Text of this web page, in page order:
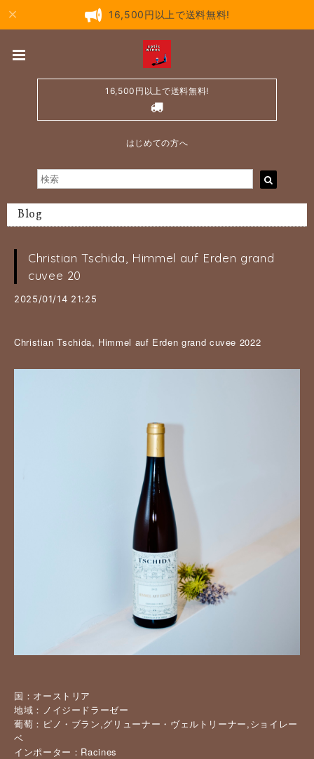
16,500円以上で送料無料!
16,500円以上で送料無料!
はじめての方へ
Blog
Christian Tschida, Himmel auf Erden grand
cuvee 20
2025/01/14 21:25
Christian Tschida, Himmel auf Erden grand cuvee 2022
国：オーストリア
地域：ノイジードラーゼー
葡萄：ピノ・ブラン,グリューナー・ヴェルトリーナー,ショイレー
ベ
インポーター：Racines